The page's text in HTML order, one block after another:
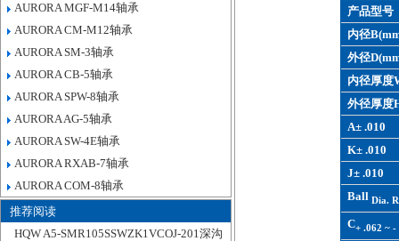
AURORA MGF-M14轴承
AURORA CM-M12轴承
AURORA SM-3轴承
AURORA CB-5轴承
AURORA SPW-8轴承
AURORA AG-5轴承
AURORA SW-4E轴承
AURORA RXAB-7轴承
AURORA COM-8轴承
推荐阅读
HQW A5-SMR105SSWZK1VCOJ-201深沟
产品型号
内径
外径
内径厚度
外径厚度
A± .010
K± .010
J± .010
BallDia.
C+ .062 ~ -